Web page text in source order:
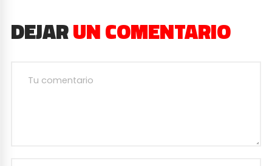
DEJARUN COMENTARIO